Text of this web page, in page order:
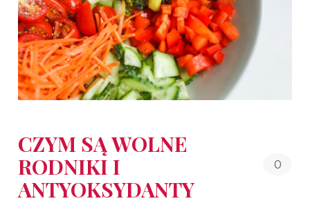
CZYM SĄ WOLNE
RODNIKI I
ANTYOKSYDANTY
0